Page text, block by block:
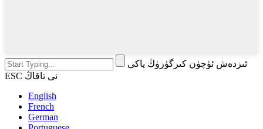
ئىزدەش ئۈچۈن كىرگۈزۈڭ ياكى
ESC نى تاقاڭ
English
French
German